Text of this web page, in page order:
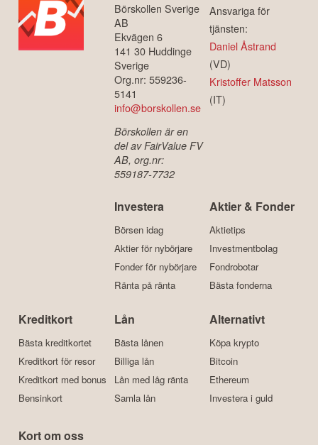
Börskollen Sverige
AB
Ekvägen 6
141 30 Huddinge
Sverige
Org.nr: 559236-
5141
info@borskollen.se
Börskollen är en
del av FairValue FV
AB, org.nr:
559187-7732
Ansvariga för
tjänsten:
Daniel Åstrand
(VD)
Kristoffer Matsson
(IT)
Investera
Börsen idag
Aktier för nybörjare
Fonder för nybörjare
Ränta på ränta
Aktier & Fonder
Aktietips
Investmentbolag
Fondrobotar
Bästa fonderna
Kreditkort
Bästa kreditkortet
Kreditkort för resor
Kreditkort med bonus
Bensinkort
Lån
Bästa lånen
Billiga lån
Lån med låg ränta
Samla lån
Alternativt
Köpa krypto
Bitcoin
Ethereum
Investera i guld
Kort om oss